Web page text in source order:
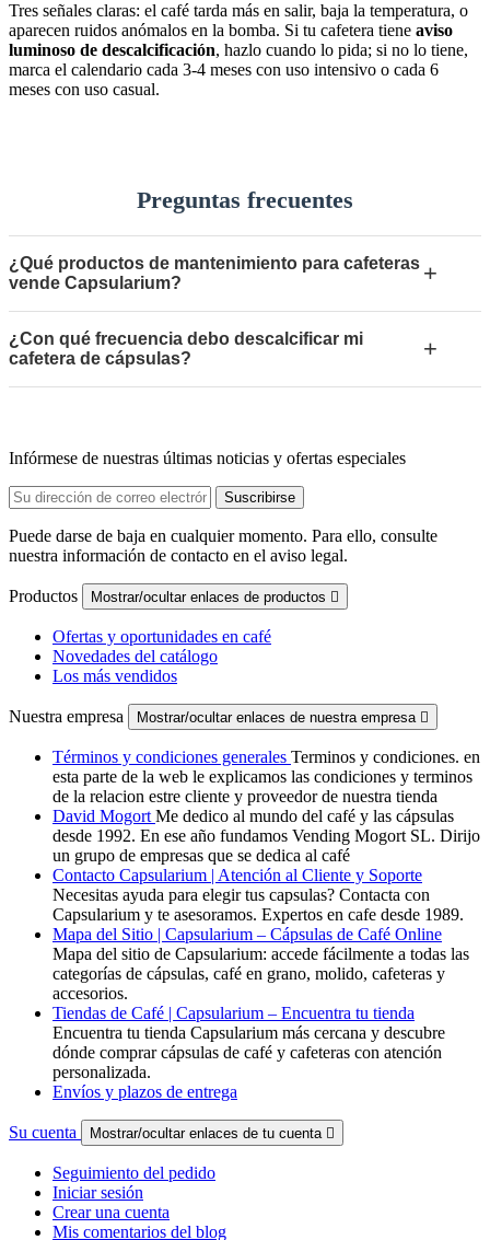
Tres señales claras: el café tarda más en salir, baja la temperatura, o
aparecen ruidos anómalos en la bomba. Si tu cafetera tiene aviso
luminoso de descalcificación, hazlo cuando lo pida; si no lo tiene,
marca el calendario cada 3-4 meses con uso intensivo o cada 6
meses con uso casual.
Preguntas frecuentes
¿Qué productos de mantenimiento para cafeteras
vende Capsularium?
+
¿Con qué frecuencia debo descalcificar mi
cafetera de cápsulas?
+
Infórmese de nuestras últimas noticias y ofertas especiales
Puede darse de baja en cualquier momento. Para ello, consulte
nuestra información de contacto en el aviso legal.
Productos Mostrar/ocultar enlaces de productos 
Ofertas y oportunidades en café
Novedades del catálogo
Los más vendidos
Nuestra empresa Mostrar/ocultar enlaces de nuestra empresa 
Términos y condiciones generales Terminos y condiciones. en
esta parte de la web le explicamos las condiciones y terminos
de la relacion estre cliente y proveedor de nuestra tienda
David Mogort Me dedico al mundo del café y las cápsulas
desde 1992. En ese año fundamos Vending Mogort SL. Dirijo
un grupo de empresas que se dedica al café
Contacto Capsularium | Atención al Cliente y Soporte
Necesitas ayuda para elegir tus capsulas? Contacta con
Capsularium y te asesoramos. Expertos en cafe desde 1989.
Mapa del Sitio | Capsularium – Cápsulas de Café Online
Mapa del sitio de Capsularium: accede fácilmente a todas las
categorías de cápsulas, café en grano, molido, cafeteras y
accesorios.
Tiendas de Café | Capsularium – Encuentra tu tienda
Encuentra tu tienda Capsularium más cercana y descubre
dónde comprar cápsulas de café y cafeteras con atención
personalizada.
Envíos y plazos de entrega
Su cuenta Mostrar/ocultar enlaces de tu cuenta 
Seguimiento del pedido
Iniciar sesión
Crear una cuenta
Mis comentarios del blog